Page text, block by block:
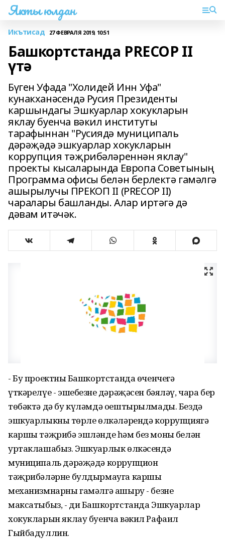
Якты юлдан
Икътисад 27 ФЕВРАЛЯ 2019, 10:51
Башкортстанда PRECOP II
үтә
Бүген Уфада "Холидей Инн Уфа"
кунакханәсендә Русия Президенты
каршындагы Эшкуарлар хокукларын
яклау буенча вәкил институты
тарафыннан "Русиядә муниципаль
дәрәҗәдә эшкуарлар хокукларын
коррупция тәҗрибәләреннән яклау"
проекты кысаларында Европа Советының
Программа офисы белән берлектә гамәлгә
ашырылучы ПРЕКОП II (PRECOP II)
чаралары башланды. Алар иртәгә дә
дәвам итәчәк.
- Бу проектның Башкортстанда өченчегә
үткәрелүе - эшебезнең дәрәҗәсен бәяләү, чара бер
төбәктә дә бу күләмдә оештырылмады. Бездә
эшкуарлыкның төрле өлкәләрендә коррупциягә
каршы тәҗрибә эшләнде һәм без моның белән
уртаклашабыз. Эшкуарлык өлкәсендә
муниципаль дәрәҗәдә коррупцион
тәҗрибәләрне булдырмауга каршы
механизмнарны гамәлгә ашыру - безнең
максатыбыз, - ди Башкортстанда Эшкуарлар
хокукларын яклау буенча вәкил Рафаил
Гыйбадуллин.